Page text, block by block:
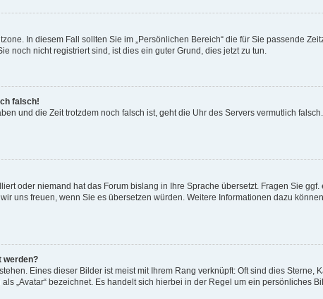
In diesem Fall sollten Sie im „Persönlichen Bereich“ die für Sie passende
noch nicht registriert sind, ist dies ein guter Grund, dies jetzt zu tun.
falsch!
und die Zeit trotzdem noch falsch ist, geht die Uhr des Servers vermutlich
oder niemand hat das Forum bislang in Ihre Sprache übersetzt. Fragen Sie
uns freuen, wenn Sie es übersetzen würden. Weitere Informationen dazu
werden?
Eines dieser Bilder ist meist mit Ihrem Rang verknüpft: Oft sind dies Sterne,
„Avatar“ bezeichnet. Es handelt sich hierbei in der Regel um ein persönliches